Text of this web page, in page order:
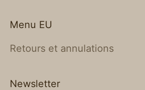
Menu EU
Retours et annulations
Newsletter